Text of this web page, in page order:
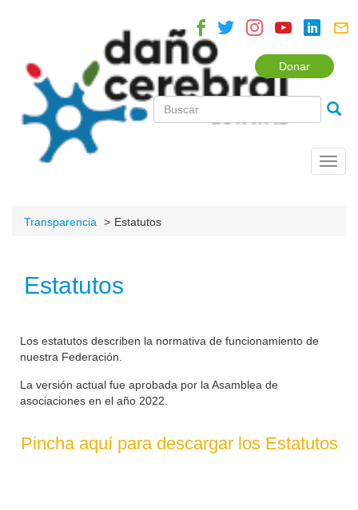
Donar
Transparencia Estatutos
Estatutos
Los estatutos describen la normativa de funcionamiento de
nuestra Federación.
La versión actual fue aprobada por la Asamblea de
asociaciones en el año 2022.
Pincha aquí para descargar los Estatutos